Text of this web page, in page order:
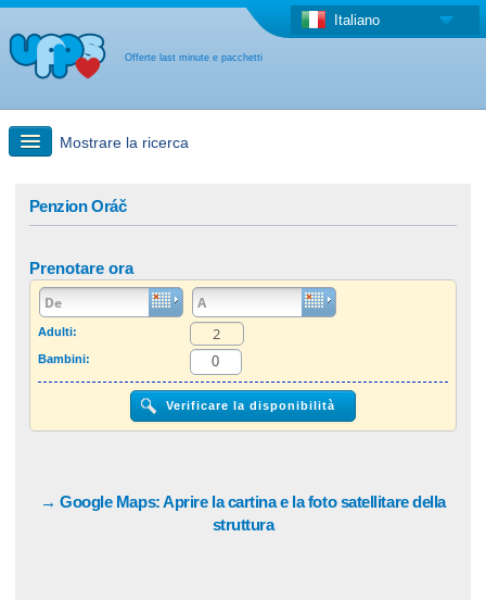
Offerte last minute e pacchetti
Italiano
Mostrare la ricerca
Offerta last minute + Offerta forfettaria
Altro paese
Penzion Oráč
Prenotare ora
Adulti:
Bambini:
→ Google Maps: Aprire la cartina e la foto satellitare della
struttura